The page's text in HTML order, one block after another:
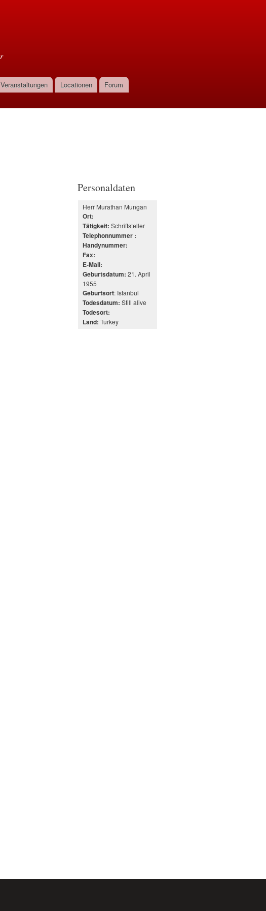
Veranstaltungen Locationen
Forum
Personaldaten
Herr Murathan Mungan
Ort:
Tätigkeit: Schriftsteller
Telephonnummer :
Handynummer:
Fax:
E-Mail:
Geburtsdatum: 21. April
1955
Geburtsort: Istanbul
Todesdatum: Still alive
Todesort:
Land: Turkey